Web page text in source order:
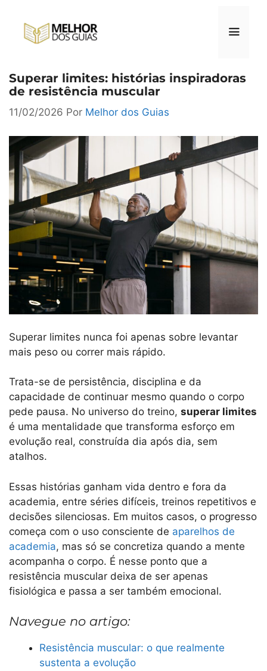
Menu
Superar limites: histórias inspiradoras
de resistência muscular
11/02/2026 Por Melhor dos Guias
Superar limites nunca foi apenas sobre levantar
mais peso ou correr mais rápido.
Trata-se de persistência, disciplina e da
capacidade de continuar mesmo quando o corpo
pede pausa. No universo do treino, superar limites
é uma mentalidade que transforma esforço em
evolução real, construída dia após dia, sem
atalhos.
Essas histórias ganham vida dentro e fora da
academia, entre séries difíceis, treinos repetitivos e
decisões silenciosas. Em muitos casos, o progresso
começa com o uso consciente de aparelhos de
academia, mas só se concretiza quando a mente
acompanha o corpo. É nesse ponto que a
resistência muscular deixa de ser apenas
fisiológica e passa a ser também emocional.
Navegue no artigo:
Resistência muscular: o que realmente
sustenta a evolução